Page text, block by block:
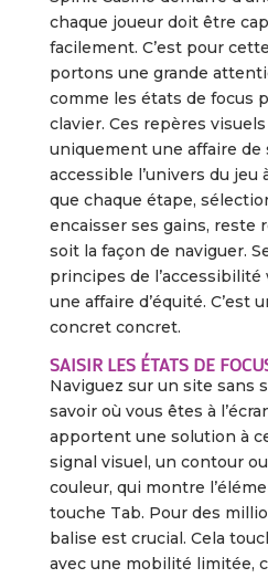
chaque joueur doit être
facilement. C’est pour
portons une grande
comme les états de focus
clavier. Ces repères
uniquement une affaire de
accessible l’univers du
que chaque étape,
encaisser ses gains, reste
soit la façon de naviguer.
principes de l’accessibilité
une affaire d’équité. C’est
concret concret.
SAISIR LES ÉTATS DE
Naviguez sur un site sans
savoir où vous êtes à
apportent une solution à
signal visuel, un contour
couleur, qui montre
touche Tab. Pour des
balise est crucial. Cela
avec une mobilité limitée,